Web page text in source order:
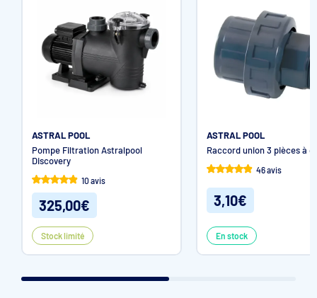
ASTRAL POOL
Pompe Filtration Astralpool
Discovery
10 avis
325,00€
Stock limité
ASTRAL POOL
Raccord union 3 pièces à
46 avis
3,10€
En stock